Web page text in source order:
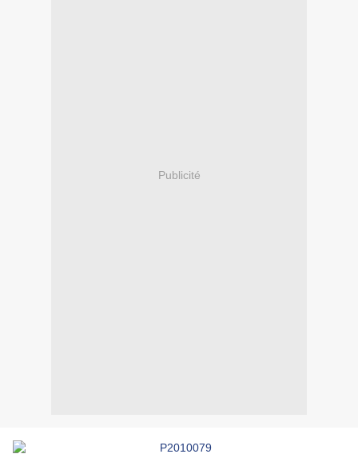
Publicité